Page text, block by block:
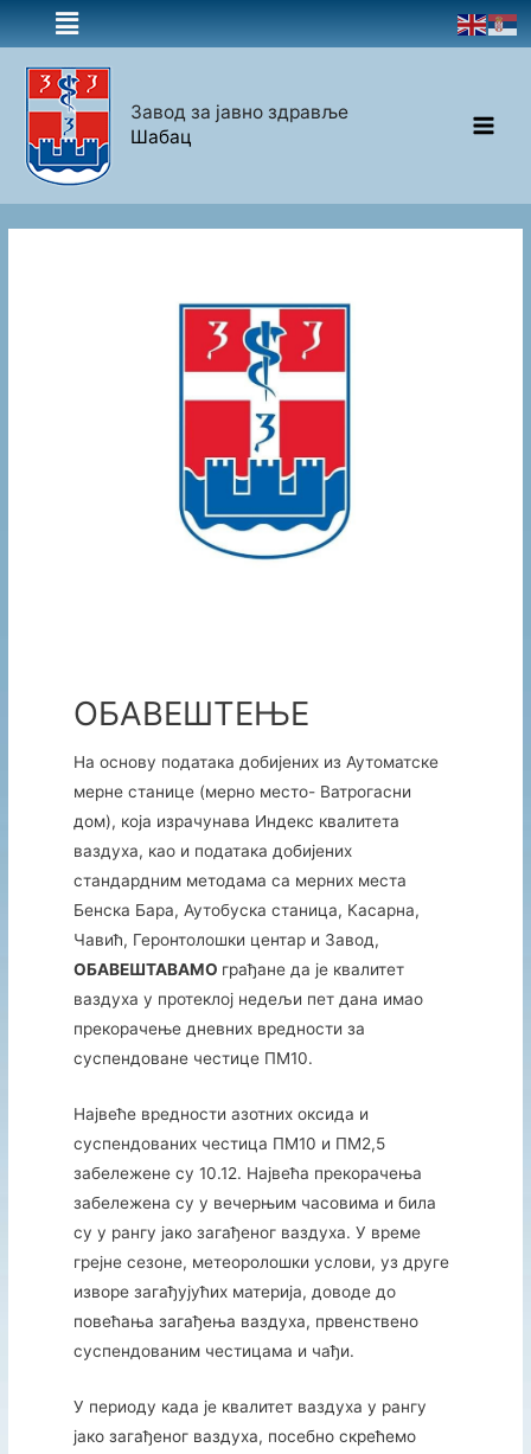
Завод за јавно здравље
Шабац
ОБАВЕШТЕЊЕ
На основу података добијених из Аутоматске
мерне станице (мерно место- Ватрогасни
дом), која израчунава Индекс квалитета
ваздуха, као и података добијених
стандардним методама са мерних места
Бенска Бара, Аутобуска станица, Касарна,
Чавић, Геронтолошки центар и Завод,
ОБАВЕШТАВАМО грађане да је квалитет
ваздуха у протеклој недељи пет дана имао
прекорачење дневних вредности за
суспендоване честице ПM10.
Највеће вредности азотних оксида и
суспендованих честица ПM10 и ПМ2,5
забележене су 10.12. Највећа прекорачења
забележена су у вечерњим часовима и била
су у рангу јако загађеног ваздуха. У време
грејне сезоне, метеоролошки услови, уз друге
изворе загађујућих материја, доводе до
повећања загађења ваздуха, првенствено
суспендованим честицама и чађи.
У периоду када је квалитет ваздуха у рангу
јако загађеног ваздуха, посебно скрећемо